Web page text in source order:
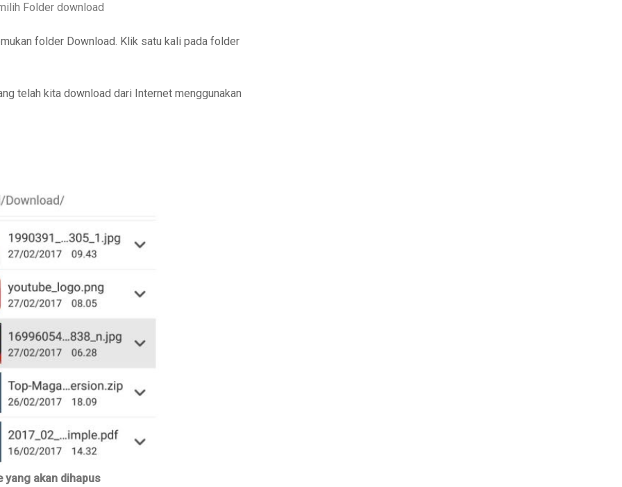
Folder download
folder Download. Klik satu kali pada folder
telah kita download dari Internet menggunakan
yang akan dihapus